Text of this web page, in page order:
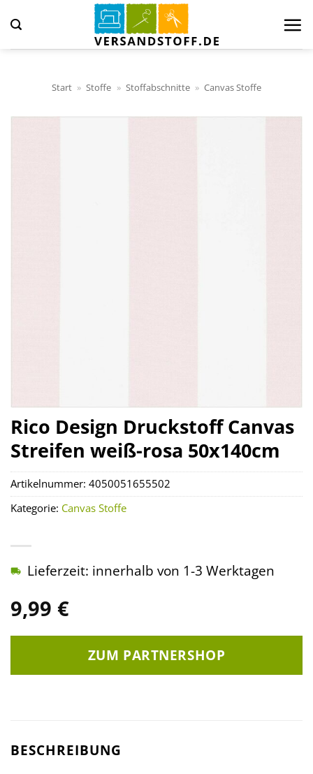
Inhalt
springen
Start » Stoffe » Stoffabschnitte » Canvas Stoffe
Rico Design Druckstoff Canvas
Streifen weiß-rosa 50x140cm
9,99 €
Lieferzeit: innerhalb von 1-3 Werktagen
ZUM PARTNERSHOP
Artikelnummer: 4050051655502
Kategorie: Canvas Stoffe
BESCHREIBUNG